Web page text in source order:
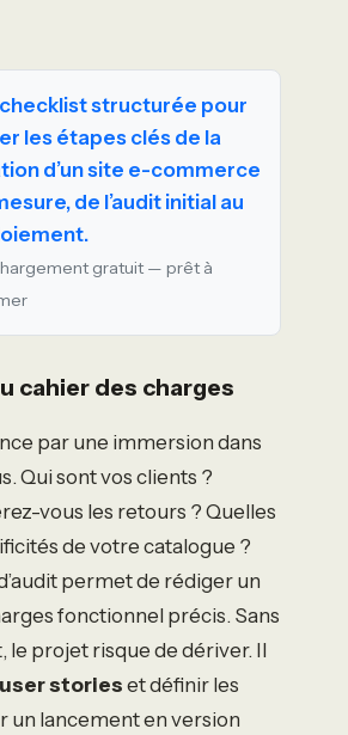
structurée pour
les étapes clés de la
d’un site e-commerce
de l’audit initial au
gratuit — prêt à
cahier des charges
par une immersion dans
Qui sont vos clients ?
vous les retours ? Quelles
de votre catalogue ?
permet de rédiger un
fonctionnel précis. Sans
le projet risque de dériver. Il
user stories et définir les
un lancement en version